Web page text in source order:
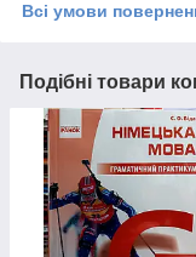
Всі умови
Подібні товари